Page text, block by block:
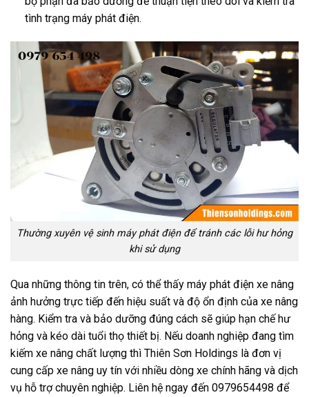
tình trạng máy phát điện.
Thường xuyên vệ sinh máy phát điện để tránh các lỗi hư hỏng
khi sử dụng
Qua những thông tin trên, có thể thấy máy phát điện xe nâng
ảnh hưởng trực tiếp đến hiệu suất và độ ổn định của xe nâng
hàng. Kiểm tra và bảo dưỡng đúng cách sẽ giúp hạn chế hư
hỏng và kéo dài tuổi thọ thiết bị. Nếu doanh nghiệp đang tìm
kiếm xe nâng chất lượng thì Thiên Sơn Holdings là đơn vị
cung cấp xe nâng uy tín với nhiều dòng xe chính hãng và dịch
vụ hỗ trợ chuyên nghiệp. Liên hệ ngay đến 0979654498 để